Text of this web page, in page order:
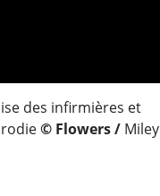
des infirmières et
© Flowers/ Miley